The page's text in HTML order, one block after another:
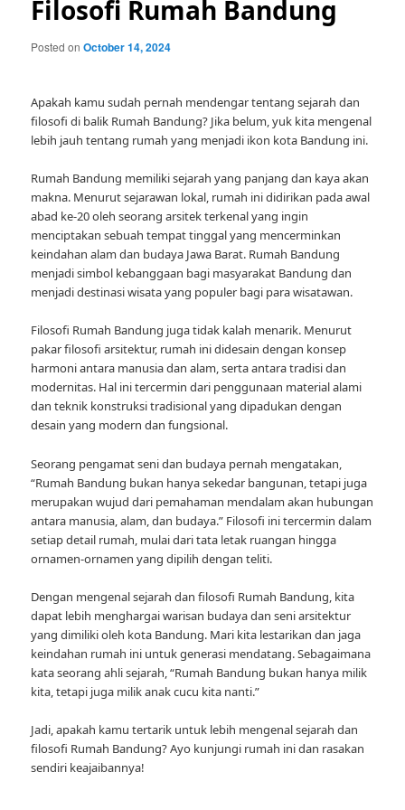
Filosofi Rumah Bandung
Posted onOctober 14, 2024
Apakah kamu sudah pernah mendengar tentang sejarah dan
filosofi di balik Rumah Bandung? Jika belum, yuk kita mengenal
lebih jauh tentang rumah yang menjadi ikon kota Bandung ini.
Rumah Bandung memiliki sejarah yang panjang dan kaya akan
makna. Menurut sejarawan lokal, rumah ini didirikan pada awal
abad ke-20 oleh seorang arsitek terkenal yang ingin
menciptakan sebuah tempat tinggal yang mencerminkan
keindahan alam dan budaya Jawa Barat. Rumah Bandung
menjadi simbol kebanggaan bagi masyarakat Bandung dan
menjadi destinasi wisata yang populer bagi para wisatawan.
Filosofi Rumah Bandung juga tidak kalah menarik. Menurut
pakar filosofi arsitektur, rumah ini didesain dengan konsep
harmoni antara manusia dan alam, serta antara tradisi dan
modernitas. Hal ini tercermin dari penggunaan material alami
dan teknik konstruksi tradisional yang dipadukan dengan
desain yang modern dan fungsional.
Seorang pengamat seni dan budaya pernah mengatakan,
“Rumah Bandung bukan hanya sekedar bangunan, tetapi juga
merupakan wujud dari pemahaman mendalam akan hubungan
antara manusia, alam, dan budaya.” Filosofi ini tercermin dalam
setiap detail rumah, mulai dari tata letak ruangan hingga
ornamen-ornamen yang dipilih dengan teliti.
Dengan mengenal sejarah dan filosofi Rumah Bandung, kita
dapat lebih menghargai warisan budaya dan seni arsitektur
yang dimiliki oleh kota Bandung. Mari kita lestarikan dan jaga
keindahan rumah ini untuk generasi mendatang. Sebagaimana
kata seorang ahli sejarah, “Rumah Bandung bukan hanya milik
kita, tetapi juga milik anak cucu kita nanti.”
Jadi, apakah kamu tertarik untuk lebih mengenal sejarah dan
filosofi Rumah Bandung? Ayo kunjungi rumah ini dan rasakan
sendiri keajaibannya!